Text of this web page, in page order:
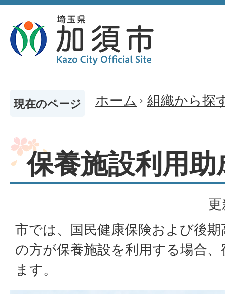
現在のページ ホーム 組織から探
保養施設利用助
市では、国民健康保険および後
の方が保養施設を利用する場合
ます。